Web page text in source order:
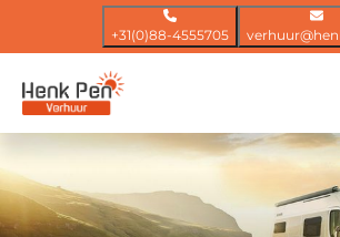
+31(0)88-4555705